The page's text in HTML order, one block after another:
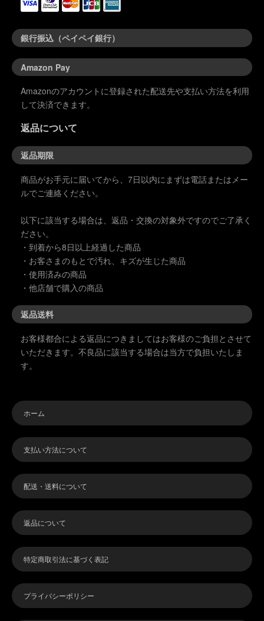
銀行振込（ペイペイ銀行）
Amazon Pay
Amazonのアカウントに登録された配送先や支払い方法を利用
して決済できます。
返品について
返品期限
商品がお手元に届いてから、7日以内にまずは電話またはメー
ルでご連絡ください。
以下に該当する場合は、返品・交換の対象外ですのでご了承く
ださい。
・到着から8日以上経過した商品
・お客さまのもとで汚れ、キズが生じた商品
・使用済みの商品
・他店舗で購入の商品
返品送料
お客様都合による返品につきましてはお客様のご負担とさせて
いただきます。不良品に該当する場合は当方で負担いたしま
す。
ホーム
支払い方法について
配送・送料について
返品について
特定商取引法に基づく表記
プライバシーポリシー